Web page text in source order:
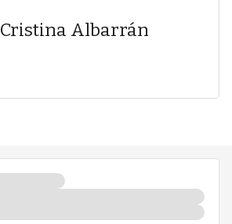
Cristina Albarrán